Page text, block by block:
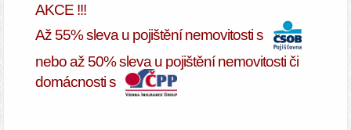
AKCE !!!
Až 55% sleva u pojištění nemovitosti s
nebo až 50% sleva u pojištění nemovitosti či
domácnosti s